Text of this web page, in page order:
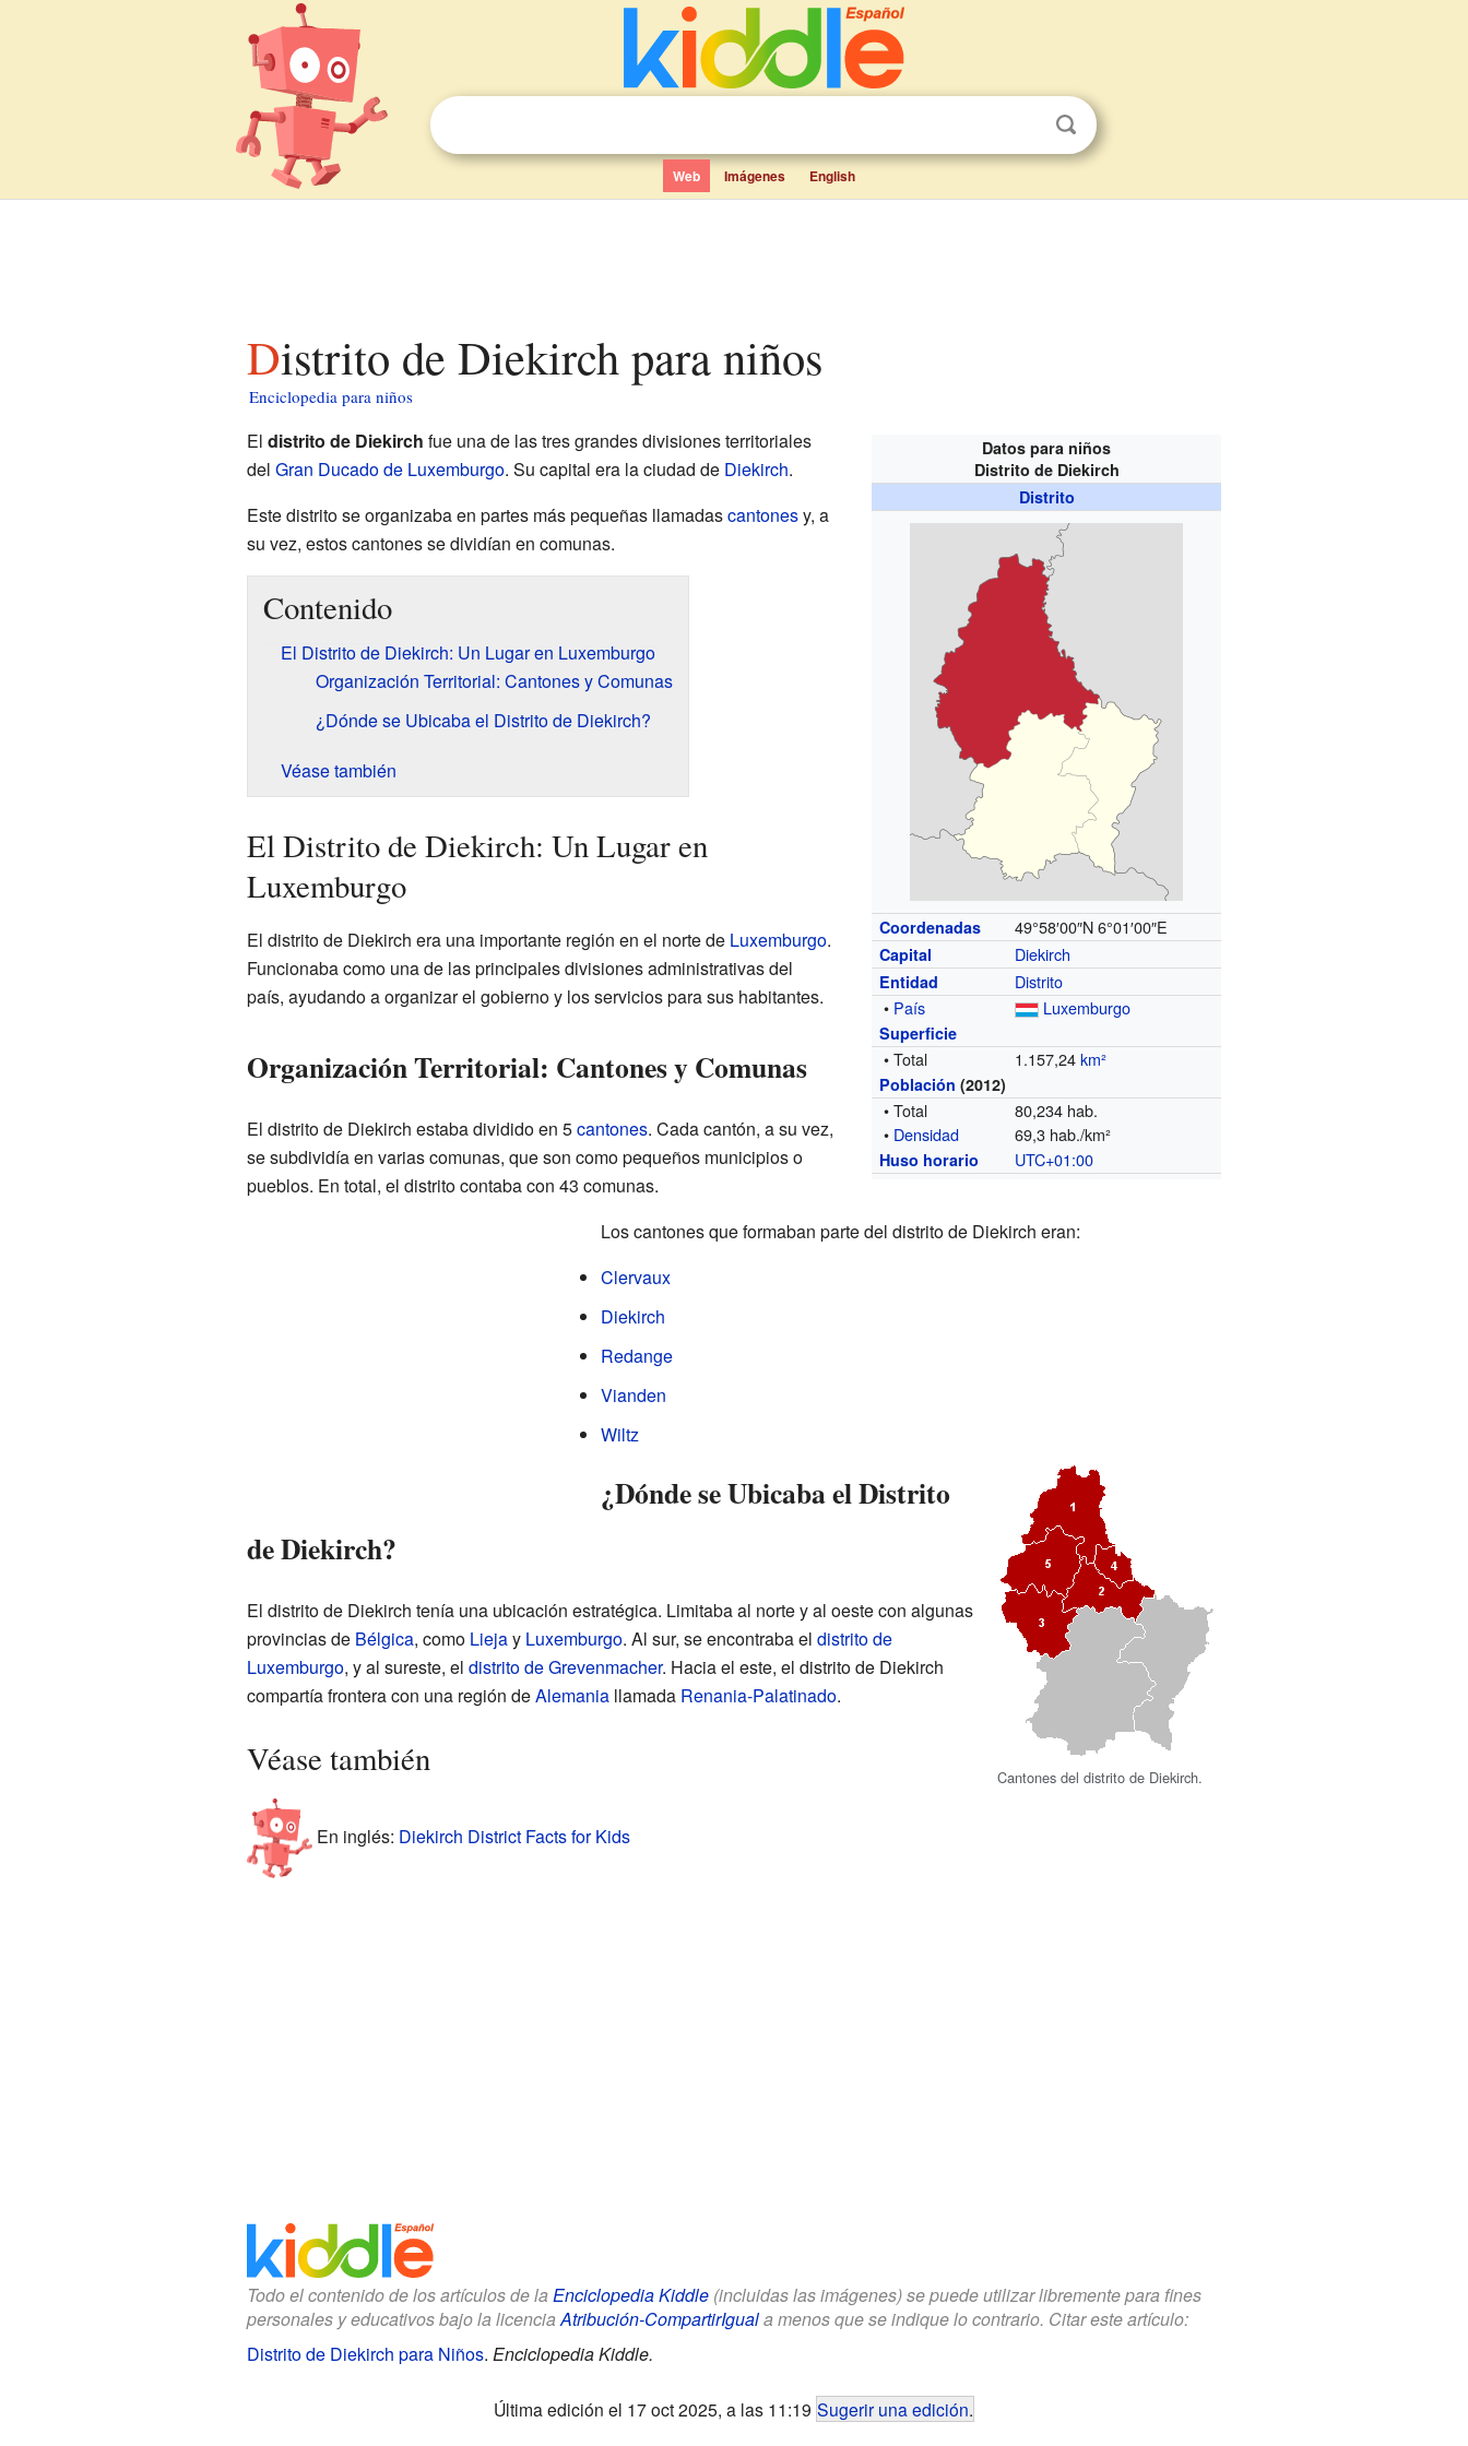
Web Imágenes English
Distrito de Diekirch para niños
Enciclopedia para niños
Datos para niños
Distrito de Diekirch
Distrito
Coordenadas 49°58′00″N 6°01′00″E
Capital Diekirch
Entidad
Distrito
• País Luxemburgo
Superficie
• Total 1.157,24km²
Población (2012)
• Total
80,234 hab.
• Densidad 69,3 hab./km²
Huso horario UTC+01:00
El distrito de Diekirch fue una de las tres grandes divisiones territoriales
del Gran Ducado de Luxemburgo. Su capital era la ciudad de Diekirch.
Este distrito se organizaba en partes más pequeñas llamadascantonesy, a
su vez, estos cantones se dividían en comunas.
Contenido
El Distrito de Diekirch: Un Lugar en Luxemburgo
Organización Territorial: Cantones y Comunas
¿Dónde se Ubicaba el Distrito de Diekirch?
Véase también
El Distrito de Diekirch: Un Lugar en
Luxemburgo
El distrito de Diekirch era una importante región en el norte de Luxemburgo.
Funcionaba como una de las principales divisiones administrativas del
país, ayudando a organizar el gobierno y los servicios para sus habitantes.
Organización Territorial: Cantones y Comunas
El distrito de Diekirch estaba dividido en 5cantones. Cada cantón, a su vez,
se subdividía en varias comunas, que son como pequeños municipios o
pueblos. En total, el distrito contaba con 43 comunas.
Los cantones que formaban parte del distrito de Diekirch eran:
Clervaux
Diekirch
Redange
Vianden
Wiltz
Cantones del distrito de Diekirch.
¿Dónde se Ubicaba el Distrito
de Diekirch?
El distrito de Diekirch tenía una ubicación estratégica. Limitaba al norte y al oeste con algunas
provincias de Bélgica, como Liejay Luxemburgo. Al sur, se encontraba el distrito de
Luxemburgo, y al sureste, el distrito de Grevenmacher. Hacia el este, el distrito de Diekirch
compartía frontera con una región deAlemaniallamada Renania-Palatinado.
Véase también
En inglés: Diekirch District Facts for Kids
Todo el contenido de los artículos de la Enciclopedia Kiddle(incluidas las imágenes) se puede utilizar libremente para fines
personales y educativos bajo la licenciaAtribución-CompartirIguala menos que se indique lo contrario. Citar este artículo:
Distrito de Diekirch para Niños. Enciclopedia Kiddle.
Última edición el 17 oct 2025, a las 11:19 Sugerir una edición.